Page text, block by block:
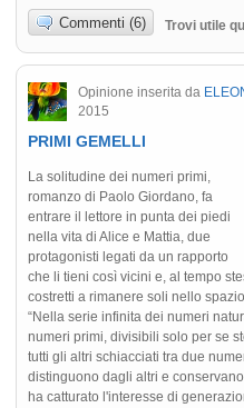
Commenti (6) Trovi utile
Opinione inserita da
2015
PRIMI GEMELLI
La solitudine dei numeri primi,
romanzo di Paolo Giordano, fa
entrare il lettore in punta dei piedi
nella vita di Alice e Mattia, due
protagonisti legati da un rapporto
che li tieni così vicini e, al tempo
costretti a rimanere soli nello
“Nella serie infinita dei numeri
numeri primi, divisibili solo per se
tutti gli altri schiacciati tra due
distinguono dagli altri e
ha catturato l'interesse di